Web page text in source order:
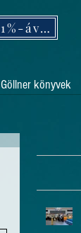
Támogasson adója 1%-ával!
Göllner könyvek